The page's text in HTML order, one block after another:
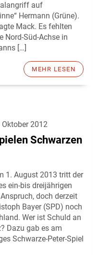
auf
Hermann (Grüne).
Mack. Es fehlten
Nord-Süd-Achse in
[…]
MEHR LESEN
2012
Schwarzen
1. August 2013 tritt der
ein-bis dreijährigen
doch derzeit
Bayer (SPD) noch
Wer ist Schuld an
Dazu gab es am
Schwarze-Peter-Spiel